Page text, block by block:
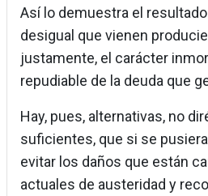
Así lo demuestra el
desigual que vienen
justamente, el carácter
repudiable de la deuda que
Hay, pues, alternativas, no
suficientes, que si se
evitar los daños que están
actuales de austeridad y